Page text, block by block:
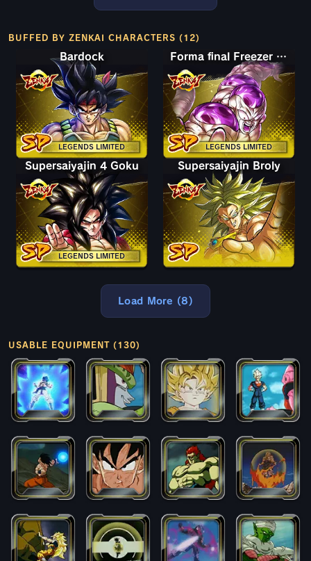
BUFFED BY ZENKAI CHARACTERS (12)
LEGENDS LIMITED
Bardock
LEGENDS LIMITED
Forma final Freezer máximo poder
LEGENDS LIMITED
Supersaiyajin 4 Goku Supersaiyajin Broly
Load More (8)
USABLE EQUIPMENT (130)